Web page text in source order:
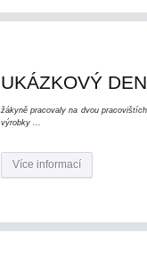
UKÁZKOVÝ
žákyně pracovaly na dvou
výrobky ...
Více informací